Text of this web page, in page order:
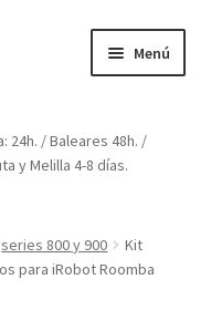
Menú
24h. / Baleares 48h. /
y Melilla 4-8 días.
series 800 y 900
Kit
para iRobot Roomba